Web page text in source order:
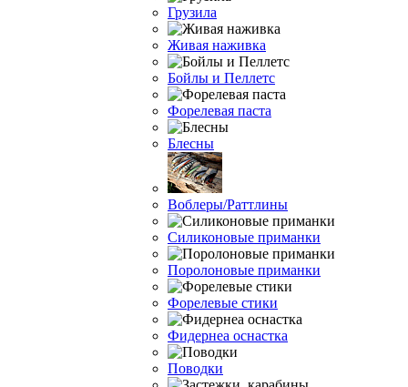
Грузила
Живая наживка
Бойлы и Пеллетс
Форелевая паста
Блесны
Воблеры/Раттлины
Силиконовые приманки
Поролоновые приманки
Форелевые стики
Фидернеа оснастка
Поводки